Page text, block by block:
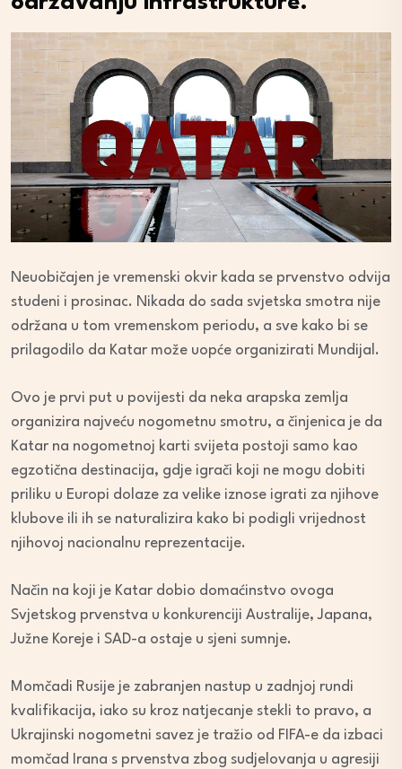
Neuobičajen je vremenski okvir kada se prvenstvo odvija
studeni i prosinac. Nikada do sada svjetska smotra nije
održana u tom vremenskom periodu, a sve kako bi se
prilagodilo da Katar može uopće organizirati Mundijal.
Ovo je prvi put u povijesti da neka arapska zemlja
organizira najveću nogometnu smotru, a činjenica je da
Katar na nogometnoj karti svijeta postoji samo kao
egzotična destinacija, gdje igrači koji ne mogu dobiti
priliku u Europi dolaze za velike iznose igrati za njihove
klubove ili ih se naturalizira kako bi podigli vrijednost
njihovoj nacionalnu reprezentacije.
Način na koji je Katar dobio domaćinstvo ovoga
Svjetskog prvenstva u konkurenciji Australije, Japana,
Južne Koreje i SAD-a ostaje u sjeni sumnje.
Momčadi Rusije je zabranjen nastup u zadnjoj rundi
kvalifikacija, iako su kroz natjecanje stekli to pravo, a
Ukrajinski nogometni savez je tražio od FIFA-e da izbaci
momčad Irana s prvenstva zbog sudjelovanja u agresiji